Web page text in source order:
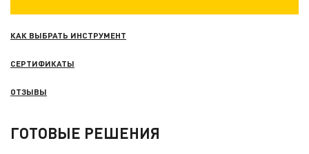
КАК ВЫБРАТЬ ИНСТРУМЕНТ
СЕРТИФИКАТЫ
ОТЗЫВЫ
ГОТОВЫЕ РЕШЕНИЯ